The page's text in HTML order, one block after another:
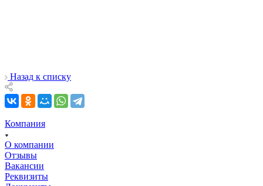
Назад к списку
Компания
О компании
Отзывы
Вакансии
Реквизиты